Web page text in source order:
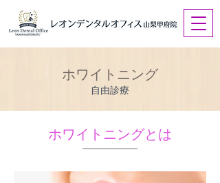
ホワイトニング
自由診療
ホワイトニングとは